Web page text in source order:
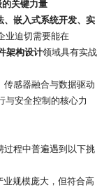
关键力量
、嵌入式系统开发、实
业迫切需要能在
架构设计领域具有实战
感器融合与数据驱动
与安全控制的核心力
程中普遍遇到以下挑
业规模庞大，但符合高